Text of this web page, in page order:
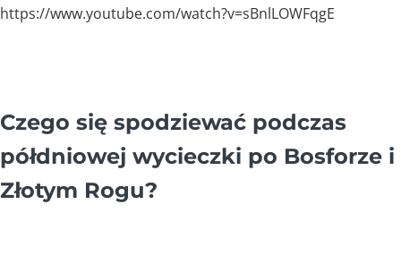
https://www.youtube.com/watch?v=sBnlLOWFqgE
Czego się spodziewać podczas
półdniowej wycieczki po Bosforze i
Złotym Rogu?